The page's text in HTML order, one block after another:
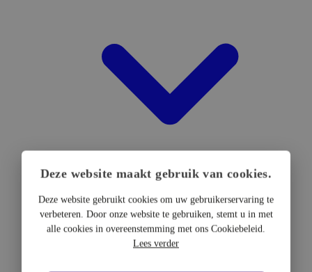
DTF Hardware
DTF Printers
Deze website maakt gebruik van cookies.
Deze website gebruikt cookies om uw gebruikerservaring te
verbeteren. Door onze website te gebruiken, stemt u in met
alle cookies in overeenstemming met ons Cookiebeleid.
Lees verder